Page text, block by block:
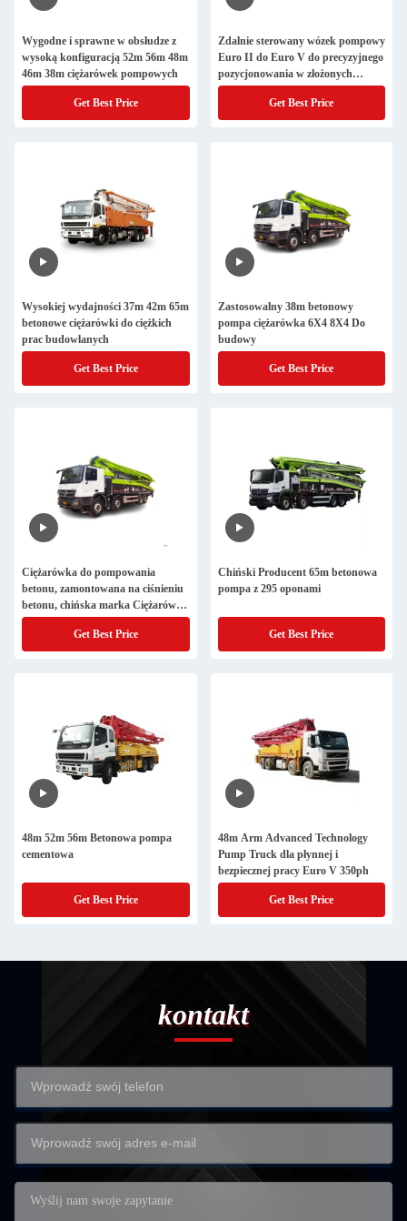
Wygodne i sprawne w obsłudze z
wysoką konfiguracją 52m 56m 48m
46m 38m ciężarówek pompowych
Get Best Price
Zdalnie sterowany wózek pompowy
Euro II do Euro V do precyzyjnego
pozycjonowania w złożonych
środowiskach
Get Best Price
Wysokiej wydajności 37m 42m 65m
betonowe ciężarówki do ciężkich
prac budowlanych
Get Best Price
Zastosowalny 38m betonowy
pompa ciężarówka 6X4 8X4 Do
budowy
Get Best Price
Ciężarówka do pompowania
betonu, zamontowana na ciśnieniu
betonu, chińska marka Ciężarówka
do pompowania betonu
Get Best Price
Chiński Producent 65m betonowa
pompa z 295 oponami
Get Best Price
48m 52m 56m Betonowa pompa
cementowa
Get Best Price
48m Arm Advanced Technology
Pump Truck dla płynnej i
bezpiecznej pracy Euro V 350ph
Get Best Price
kontakt